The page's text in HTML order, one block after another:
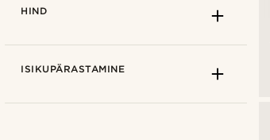
HIND
ISIKUPÄRASTAMINE